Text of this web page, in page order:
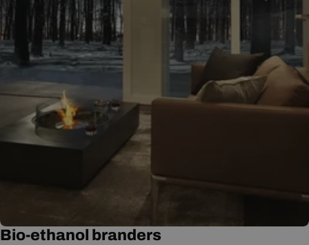
Bio-ethanol branders